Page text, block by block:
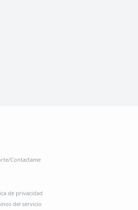
Contactame
de privacidad
del servicio